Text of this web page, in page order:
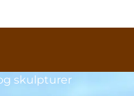
skulpturer